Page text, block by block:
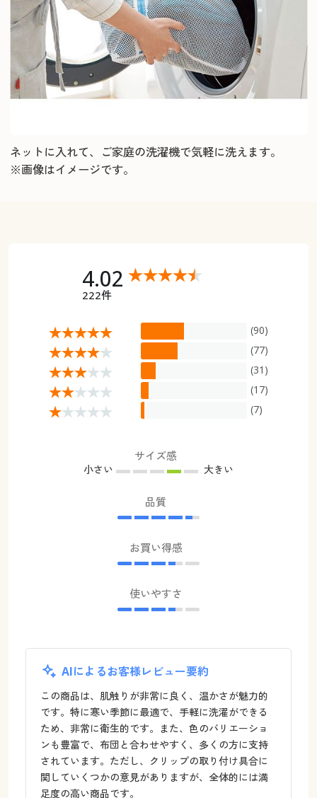
ネットに入れて、ご家庭の洗濯機で気軽に洗えます。
※画像はイメージです。
4.02
222件
(90)
(77)
(31)
(17)
(7)
サイズ感
小さい 大きい
品質
お買い得感
使いやすさ
AIによるお客様レビュー要約
この商品は、肌触りが非常に良く、温かさが魅力的
です。特に寒い季節に最適で、手軽に洗濯ができる
ため、非常に衛生的です。また、色のバリエーショ
ンも豊富で、布団と合わせやすく、多くの方に支持
されています。ただし、クリップの取り付け具合に
関していくつかの意見がありますが、全体的には満
足度の高い商品です。